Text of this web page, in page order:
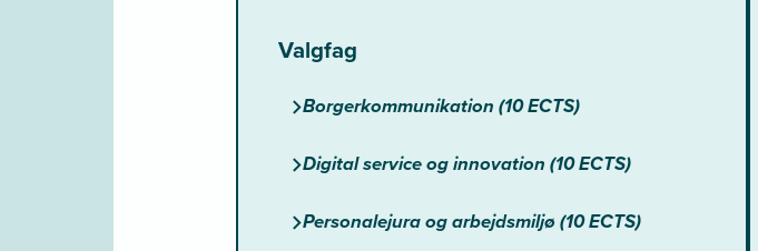
Valgfag
Borgerkommunikation (10 ECTS)
Digital service og innovation (10 ECTS)
Personalejura og arbejdsmiljø (10 ECTS)